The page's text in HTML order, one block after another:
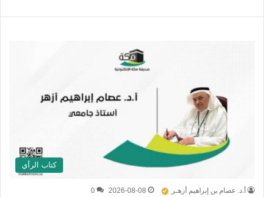
كتاب الرأي
أ.د. عصام بن إبراهيم أزهـر 2026-08-08
0